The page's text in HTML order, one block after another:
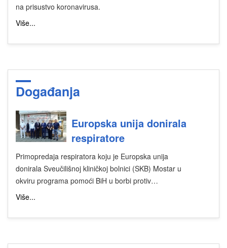
na prisustvo koronavirusa.
Više...
Događanja
Europska unija donirala
respiratore
Primopredaja respiratora koju je Europska unija
donirala Sveučilišnoj kliničkoj bolnici (SKB) Mostar u
okviru programa pomoći BiH u borbi protiv…
Više...